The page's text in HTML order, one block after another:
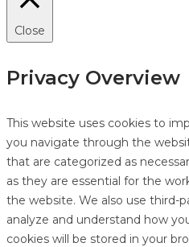
Close
Privacy Overview
This website uses cookies to
you navigate through the
that are categorized as
as they are essential for the
the website. We also use third-
analyze and understand how
cookies will be stored in your